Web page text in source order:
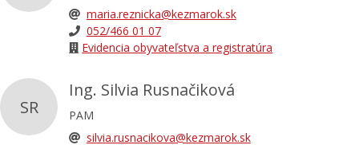
maria.reznicka@kezmarok.sk
052/466 01 07
Evidencia obyvateľstva a registratúra
SR
Ing. Silvia Rusnačiková
PAM
silvia.rusnacikova@kezmarok.sk